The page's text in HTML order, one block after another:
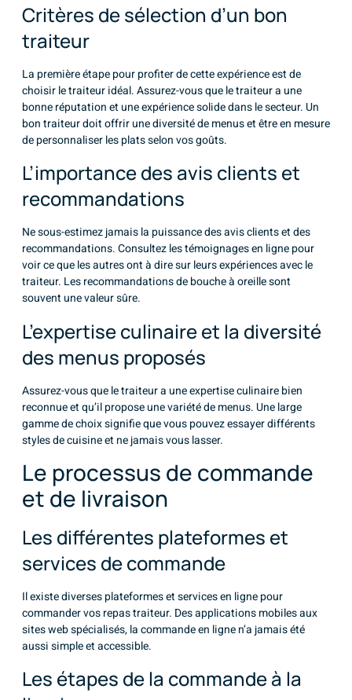
Critères de sélection d’un bon
traiteur
La première étape pour profiter de cette expérience est de
choisir le traiteur idéal. Assurez-vous que le traiteur a une
bonne réputation et une expérience solide dans le secteur. Un
bon traiteur doit offrir une diversité de menus et être en mesure
de personnaliser les plats selon vos goûts.
L’importance des avis clients et
recommandations
Ne sous-estimez jamais la puissance des avis clients et des
recommandations. Consultez les témoignages en ligne pour
voir ce que les autres ont à dire sur leurs expériences avec le
traiteur. Les recommandations de bouche à oreille sont
souvent une valeur sûre.
L’expertise culinaire et la diversité
des menus proposés
Assurez-vous que le traiteur a une expertise culinaire bien
reconnue et qu’il propose une variété de menus. Une large
gamme de choix signifie que vous pouvez essayer différents
styles de cuisine et ne jamais vous lasser.
Le processus de commande
et de livraison
Les différentes plateformes et
services de commande
Il existe diverses plateformes et services en ligne pour
commander vos repas traiteur. Des applications mobiles aux
sites web spécialisés, la commande en ligne n’a jamais été
aussi simple et accessible.
Les étapes de la commande à la